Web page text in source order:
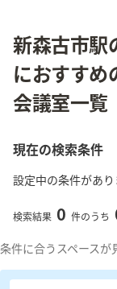
新森古市駅
におすすめ
会議室一覧
現在の検索条件
設定中の条件があ
検索結果 0 件のうち
条件に合うスペースが